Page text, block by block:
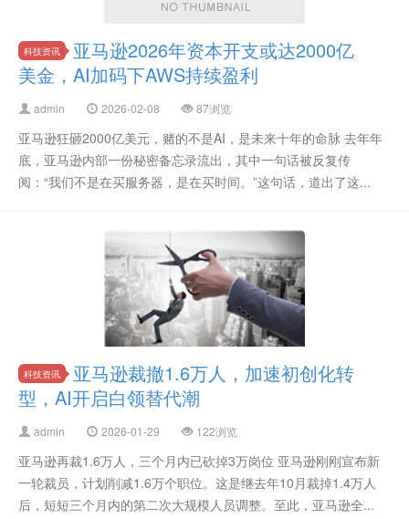
科技资讯
亚马逊2026年资本开支或达2000亿
美金，AI加码下AWS持续盈利
admin 2026-02-08 87浏览
亚马逊狂砸2000亿美元，赌的不是AI，是未来十年的命脉 去年年
底，亚马逊内部一份秘密备忘录流出，其中一句话被反复传
阅：“我们不是在买服务器，是在买时间。”这句话，道出了这...
科技资讯
亚马逊裁撤1.6万人，加速初创化转
型，AI开启白领替代潮
admin 2026-01-29 122浏览
亚马逊再裁1.6万人，三个月内已砍掉3万岗位 亚马逊刚刚宣布新
一轮裁员，计划削减1.6万个职位。这是继去年10月裁掉1.4万人
后，短短三个月内的第二次大规模人员调整。至此，亚马逊全...